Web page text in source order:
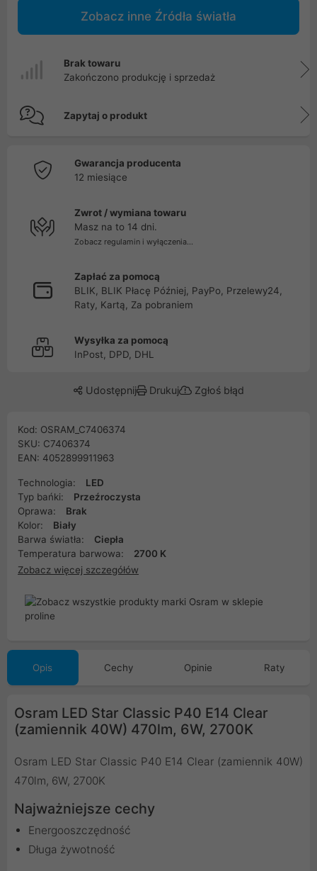
Zobacz inne Źródła światła
Brak towaru
Zakończono produkcję i sprzedaż
Zapytaj o produkt
Gwarancja producenta
12 miesiące
Zwrot / wymiana towaru
Masz na to 14 dni.
Zobacz regulamin i wyłączenia...
Zapłać za pomocą
BLIK, BLIK Płacę Później, PayPo, Przelewy24,
Raty, Kartą, Za pobraniem
Wysyłka za pomocą
InPost, DPD, DHL
Udostępnij Drukuj Zgłoś błąd
Kod: OSRAM_C7406374
SKU: C7406374
EAN: 4052899911963
Technologia:
LED
Typ bańki:
Przeźroczysta
Oprawa:
Brak
Kolor:
Biały
Barwa światła:
Ciepła
Temperatura barwowa:
2700 K
Zobacz więcej szczegółów
Opis Cechy Opinie Raty
Osram LED Star Classic P40 E14 Clear
(zamiennik 40W) 470lm, 6W, 2700K
Osram LED Star Classic P40 E14 Clear (zamiennik 40W)
470lm, 6W, 2700K
Najważniejsze cechy
Energooszczędność
Długa żywotność